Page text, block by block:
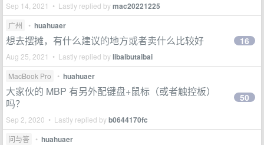
Sep 14, 2021 • Lastly replied bymac20221225
广州 • huahuaer
想去摆摊，有什么建议的地方或者卖什么比较好
Aug 25, 2021 • Lastly replied bylibaibutaibai
16
MacBook Pro • huahuaer
大家伙的 MBP 有另外配键盘+鼠标（或者触控板）
吗？
Sep 2, 2020 • Lastly replied byb0644170fc
50
问与答 • huahuaer